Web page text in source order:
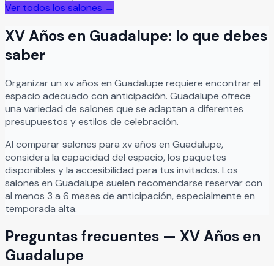
Ver todos los salones →
XV Años en Guadalupe: lo que debes
saber
Organizarun xv años en Guadalupe requiere encontrar el
espacio adecuado con anticipación. Guadalupe ofrece
una variedad de salones que se adaptan a diferentes
presupuestos y estilos de celebración.
Al comparar salones para xv años en Guadalupe,
considera la capacidad del espacio, los paquetes
disponibles y la accesibilidad para tus invitados. Los
salones en Guadalupe suelen recomendarse reservar con
al menos 3 a 6 meses de anticipación, especialmente en
temporada alta.
Preguntas frecuentes — XV Años en
Guadalupe